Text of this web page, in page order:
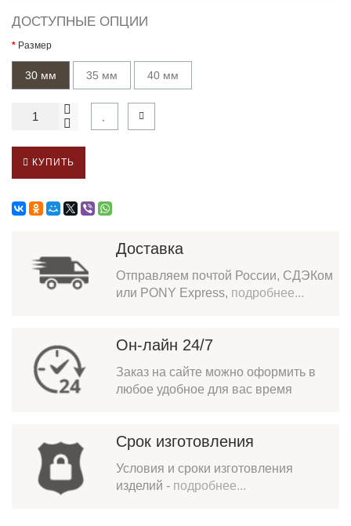
ДОСТУПНЫЕ ОПЦИИ
Размер
30 мм 35 мм 40 мм
КУПИТЬ
Доставка
Отправляем почтой России, СДЭКом
или PONY Express, подробнее...
Он-лайн 24/7
Заказ на сайте можно оформить в
любое удобное для вас время
Срок изготовления
Условия и сроки изготовления
изделий - подробнее...